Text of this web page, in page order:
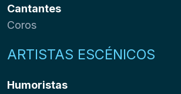
Cantantes
Coros
ARTISTAS ESCÉNICOS
Humoristas